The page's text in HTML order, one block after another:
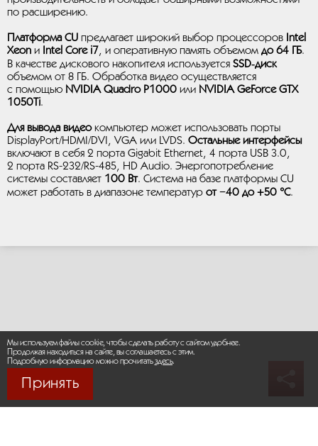
по расширению.
Платформа CU предлагает широкий выбор процессоров Intel
Xeon и Intel Core i7 , и оперативную память объемом до 64 ГБ.
В качестве дискового накопителя используется SSD‑диск
объемом от 8 ГБ. Обработка видео осуществляется
с помощью NVIDIA Quadro P1000 или NVIDIA GeForce GTX
1050Ti.
Для вывода видеокомпьютер может использовать порты
DisplayPort/HDMI/DVI, VGA или LVDS. Остальные интерфейсы
включают в себя 2 порта Gigabit Ethernet, 4 порта USB 3.0,
2 порта RS-232/RS-485, HD Audio. Энергопотребление
системы составляет 100 Вт. Система на базе платформы CU
может работать в диапазоне температур от −40 до +50 °C.
Мы используем файлы cookie, чтобы сделать работу с сайтом удобнее.
Продолжая находиться на сайте, вы соглашаетесь с этим.
Подробную информацию можно прочитатьздесь.
Принять